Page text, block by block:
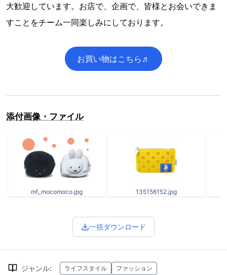
大歓迎しています。お店で、企画で、皆様とお会いできま
すことをチーム一同楽しみにしております。
お買い物はこちら♬
添付画像・ファイル
mf_mocomoco.jpg 135156152.jpg
一括ダウンロード
ジャンル: ライフスタイル ファッション